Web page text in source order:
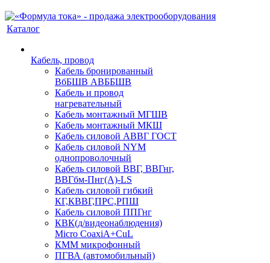
Каталог
Кабель, провод
Кабель бронированный
ВбБШВ АВББШВ
Кабель и провод
нагревательный
Кабель монтажный МГШВ
Кабель монтажный МКШ
Кабель силовой АВВГ ГОСТ
Кабель силовой NYM
однопроволочный
Кабель силовой ВВГ, ВВГнг,
ВВГбм-Пнг(А)-LS
Кабель силовой гибкий
КГ,КВВГ,ПРС,РПШ
Кабель силовой ППГнг
КВК(д/видеонаблюдения)
Micro CoaxiA+CuL
КММ микрофонный
ПГВА (автомобильный)